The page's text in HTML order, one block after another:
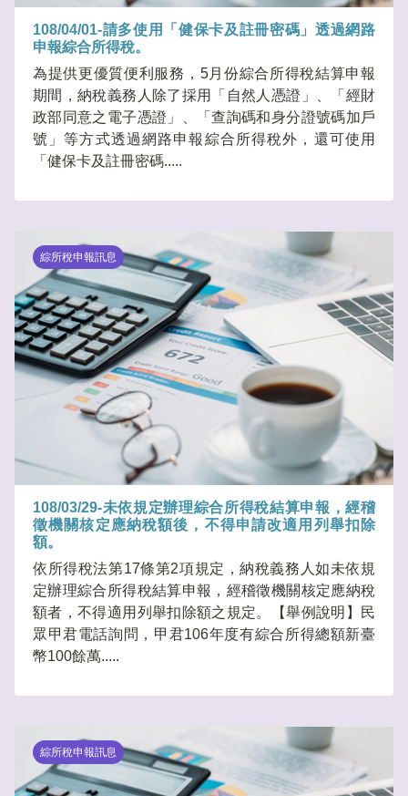
108/04/01-請多使用「健保卡及註冊密碼」透過網路
申報綜合所得稅。
為提供更優質便利服務，5月份綜合所得稅結算申報
期間，納稅義務人除了採用「自然人憑證」、「經財
政部同意之電子憑證」、「查詢碼和身分證號碼加戶
號」等方式透過網路申報綜合所得稅外，還可使用
「健保卡及註冊密碼.....
綜所稅申報訊息
108/03/29-未依規定辦理綜合所得稅結算申報，經稽
徵機關核定應納稅額後，不得申請改適用列舉扣除
額。
依所得稅法第17條第2項規定，納稅義務人如未依規
定辦理綜合所得稅結算申報，經稽徵機關核定應納稅
額者，不得適用列舉扣除額之規定。【舉例說明】民
眾甲君電話詢問，甲君106年度有綜合所得總額新臺
幣100餘萬.....
綜所稅申報訊息